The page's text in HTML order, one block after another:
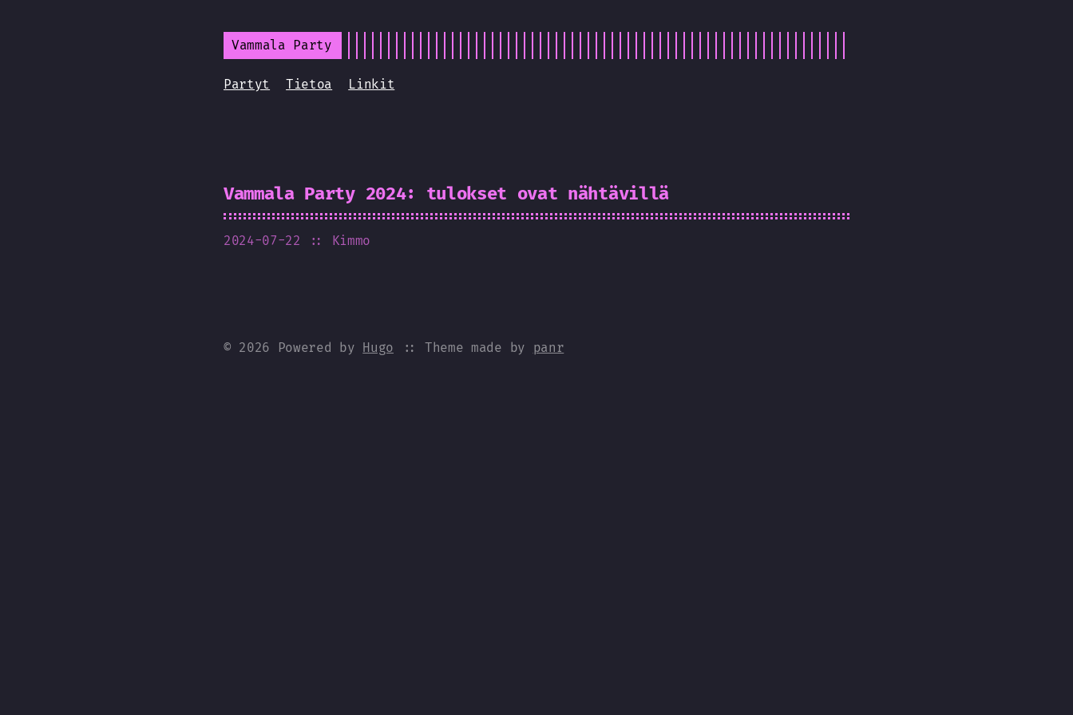
Vammala Party
Partyt Tietoa Linkit
Vammala Party 2024: tulokset ovat nähtävillä
2024-07-22 :: Kimmo
© 2026 Powered by Hugo :: Theme made by panr